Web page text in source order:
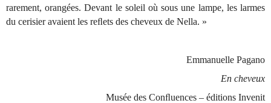
rarement, orangées. Devant le soleil où sous une lampe, les larmes
du cerisier avaient les reﬂets des cheveux de Nella. »
Emmanuelle Pagano
En cheveux
Musée des Conﬂuences – éditions Invenit